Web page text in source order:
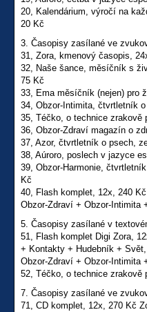
20, Kalendárium, výročí na
20 Kč
3. Časopisy zasílané ve
31, Zora, kmenový časopis,
32, Naše šance, měsíčník s
75 Kč
33, Ema měsíčník (nejen) pro
34, Obzor-Intimita, čtvrtletník
35, Téčko, o technice zrakově
36, Obzor-Zdraví magazín o
37, Azor, čtvrtletník o psech,
38, Aúroro, poslech v jazyce
39, Obzor-Harmonie,
Kč
40, Flash komplet, 12x, 240
Obzor-Zdraví + Obzor-Intimita
5. Časopisy zasílané v
51, Flash komplet Digi Zora,
+ Kontakty + Hudebník +
Obzor-Zdraví + Obzor-Intimita
52, Téčko, o technice zrakově
7. Časopisy zasílané ve
71, CD komplet, 12x, 270 Kč